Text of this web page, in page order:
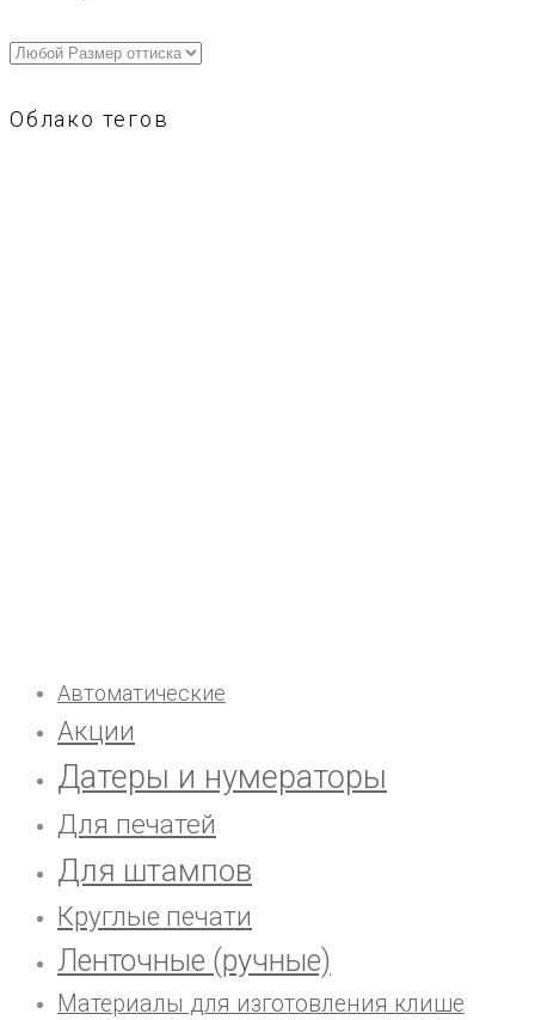
Облако тегов
Автоматические
Акции
Датеры и нумераторы
Для печатей
Для штампов
Круглые печати
Ленточные (ручные)
Материалы для изготовления клише